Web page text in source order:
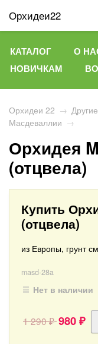
Орхидеи22
КАТАЛОГ О
НОВИЧКАМ
Орхидеи 22 →
Масдеваллии →
Орхидея
(отцвела)
Купить
(отцвела)
из Европы, грунт
masd-28a
Нет в наличии
1 290₽ 980 ₽